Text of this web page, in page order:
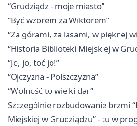
“Grudziądz - moje miasto”
“Być wzorem za Wiktorem”
“Za górami, za lasami, w pięknej
“Historia Biblioteki Miejskiej w
“Jo, jo, toć jo!”
“Ojczyzna - Polszczyzna”
“Wolność to wielki dar”
Szczególnie rozbudowanie brzmi
Miejskiej w Grudziądzu” - tu w